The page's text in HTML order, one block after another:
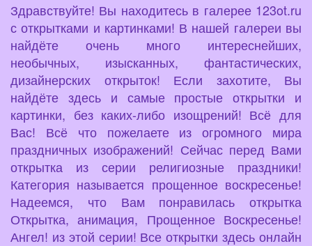
Здравствуйте! Вы находитесь в галерее 123ot.ru
с открытками и картинками! В нашей галереи вы
найдёте очень много интереснейших,
необычных, изысканных, фантастических,
дизайнерских открыток! Если захотите, Вы
найдёте здесь и самые простые открытки и
картинки, без каких-либо изощрений! Всё для
Вас! Всё что пожелаете из огромного мира
праздничных изображений! Сейчас перед Вами
открытка из серии религиозные праздники!
Категория называется прощенное воскресенье!
Надеемся, что Вам понравилась открытка
Открытка, анимация, Прощенное Воскресенье!
Ангел! из этой серии! Все открытки здесь онлайн